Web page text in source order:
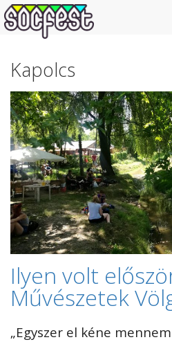
Kapolcs
Ilyen volt
Művészetek
„Egyszer el kéne